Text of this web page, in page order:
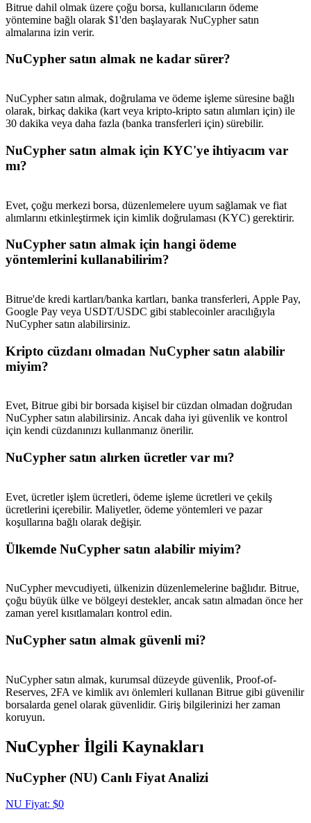
Deposit CASHCAT & Win
Share 500000 CASHCAT prize pool
Exclusive for BitMart Users
Precious Metals Trading Carnival
Trade Gold & Silver · 33,333 USDT Bonus
USDT New User Exclusive 10% APR
USDT Flexible Staking | Daily Rewards
New Listing Futures Fest
Crypto World Cup 2026: Grand Finale
77,777+3k Rewards
Ödüller ve özel hediyeler kazanın
Ödül Merkezi
Bitrue dahil olmak üzere çoğu borsa, kullanıcıların ödeme
yöntemine bağlı olarak $1'den başlayarak NuCypher satın
almalarına izin verir.
NuCypher satın almak ne kadar sürer?
NuCypher satın almak, doğrulama ve ödeme işleme süresine bağlı
olarak, birkaç dakika (kart veya kripto-kripto satın alımları için) ile
30 dakika veya daha fazla (banka transferleri için) sürebilir.
NuCypher satın almak için KYC'ye ihtiyacım var
mı?
Evet, çoğu merkezi borsa, düzenlemelere uyum sağlamak ve fiat
alımlarını etkinleştirmek için kimlik doğrulaması (KYC) gerektirir.
NuCypher satın almak için hangi ödeme
yöntemlerini kullanabilirim?
Bitrue'de kredi kartları/banka kartları, banka transferleri, Apple Pay,
Google Pay veya USDT/USDC gibi stablecoinler aracılığıyla
NuCypher satın alabilirsiniz.
Kripto cüzdanı olmadan NuCypher satın alabilir
miyim?
Evet, Bitrue gibi bir borsada kişisel bir cüzdan olmadan doğrudan
NuCypher satın alabilirsiniz. Ancak daha iyi güvenlik ve kontrol
için kendi cüzdanınızı kullanmanız önerilir.
NuCypher satın alırken ücretler var mı?
Evet, ücretler işlem ücretleri, ödeme işleme ücretleri ve çekilş
ücretlerini içerebilir. Maliyetler, ödeme yöntemleri ve pazar
koşullarına bağlı olarak değişir.
Ülkemde NuCypher satın alabilir miyim?
NuCypher mevcudiyeti, ülkenizin düzenlemelerine bağlıdır. Bitrue,
çoğu büyük ülke ve bölgeyi destekler, ancak satın almadan önce her
zaman yerel kısıtlamaları kontrol edin.
NuCypher satın almak güvenli mi?
NuCypher satın almak, kurumsal düzeyde güvenlik, Proof-of-
Reserves, 2FA ve kimlik avı önlemleri kullanan Bitrue gibi güvenilir
borsalarda genel olarak güvenlidir. Giriş bilgilerinizi her zaman
koruyun.
NuCypher İlgili Kaynakları
NuCypher (NU) Canlı Fiyat Analizi
NU Fiyat: $0